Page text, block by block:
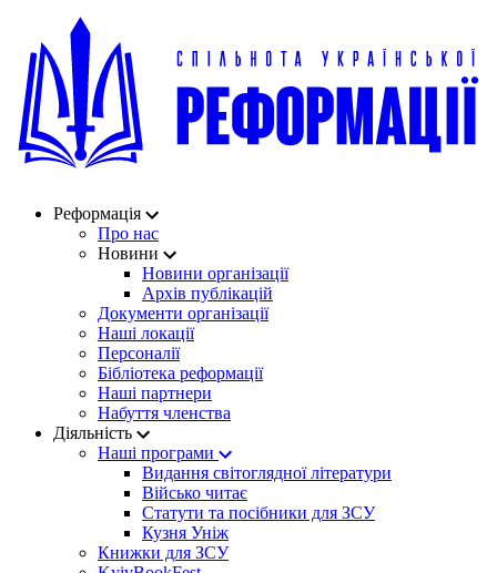
Реформація
Про нас
Новини
Новини організації
Архів публікацій
Документи організації
Наші локації
Персоналії
Бібліотека реформації
Наші партнери
Набуття членства
Діяльність
Наші програми
Видання світоглядної літератури
Військо читає
Статути та посібники для ЗСУ
Кузня Уніж
Книжки для ЗСУ